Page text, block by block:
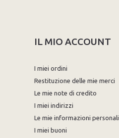
IL MIO ACCOUNT
I miei ordini
Restituzione delle mie merci
Le mie note di credito
I miei indirizzi
Le mie informazioni personali
I miei buoni